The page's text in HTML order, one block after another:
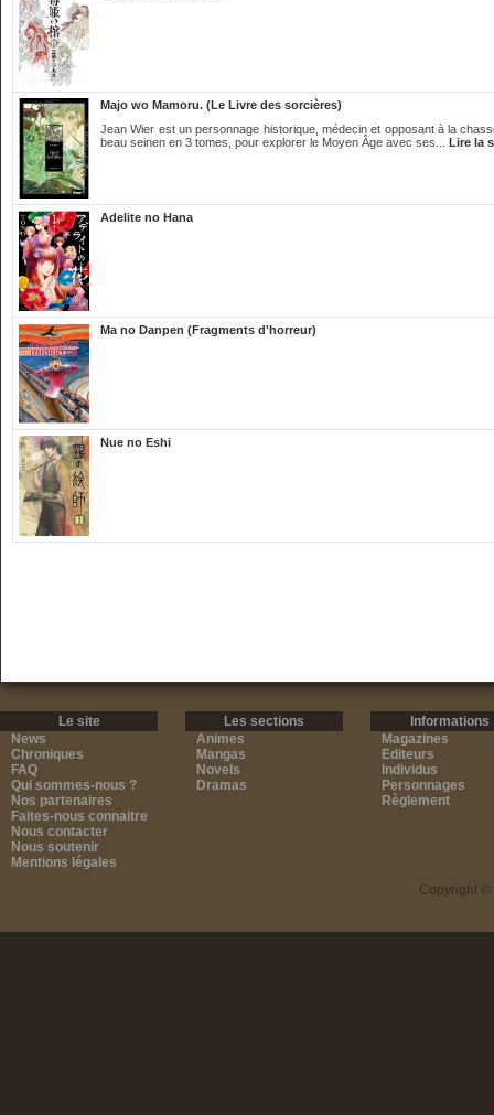
Majo wo Mamoru. (Le Livre des sorcières)
Jean Wier est un personnage historique, médecin et opposant à la
beau seinen en 3 tomes, pour explorer le Moyen Âge avec ses... Lire la
Adelite no Hana
Ma no Danpen (Fragments d'horreur)
Nue no Eshi
Le site
News
Chroniques
FAQ
Qui sommes-nous ?
Nos partenaires
Faites-nous connaitre
Nous contacter
Nous soutenir
Mentions légales
Les sections
Animes
Mangas
Novels
Dramas
Informations
Magazines
Editeurs
Individus
Personnages
Règlement
Copyright ©